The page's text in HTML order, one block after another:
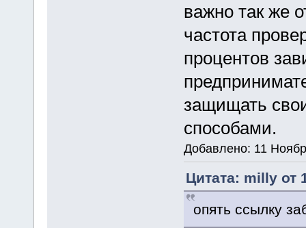
важно так же
частота
процентов
защищать
способами.
Добавлено: 11
Цитата: milly от
опять ссылку